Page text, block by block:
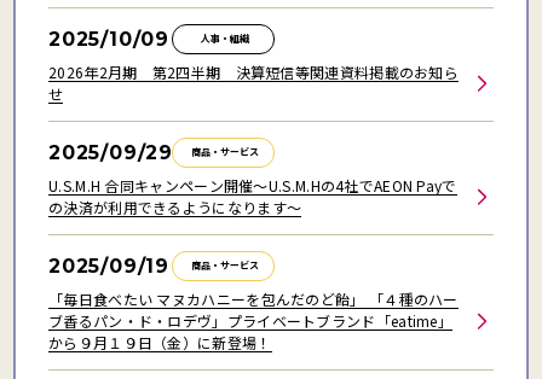
2025/10/09 人事・組織
2026年2月期 第2四半期 決算短信等関連資料掲載のお知ら
せ
2025/09/29 商品・サービス
U.S.M.H 合同キャンペーン開催～U.S.M.Hの4社でAEON Payで
の決済が利用できるようになります～
2025/09/19 商品・サービス
「毎日食べたい マヌカハニーを包んだのど飴」 「４種のハー
ブ香るパン・ド・ロデヴ」プライベートブランド「eatime」
から９月１９日（金）に新登場！